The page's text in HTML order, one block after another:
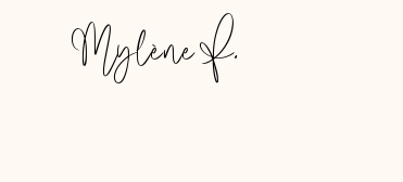
Mylène F.